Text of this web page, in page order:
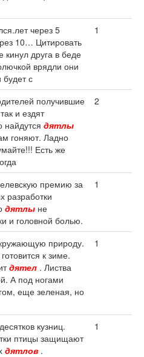
через 5
10… Цитировать
кинул друга в беде
врядли они
будет с
1
получившие
и ездят
найдутся дятлы
гоняют. Ладно
Есть же
2
премию за
разработки
дятлы не
и головной болью.
1
природу.
к зиме.
дятел . Листва
А под ногами
еще зеленая, но
1
кузниц.
птицы защищают
дятлов .
1